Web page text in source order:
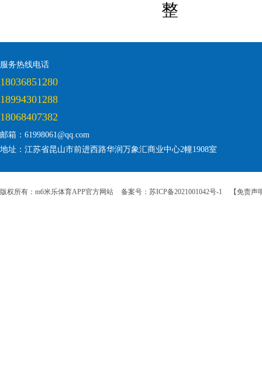
整
服务热线电话
18036851280
18994301288
18068407382
邮箱：61998061@qq.com
地址：江苏省昆山市前进西路华润万象汇商业中心2幢1908室
版权所有：m6米乐体育APP官方网站 备案号：苏ICP备2021001042号-1 【免责声